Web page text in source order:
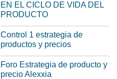
EN EL CICLO DE VIDA DEL
PRODUCTO
Control 1 estrategia de
productos y precios
Foro Estrategia de producto y
precio Alexxia